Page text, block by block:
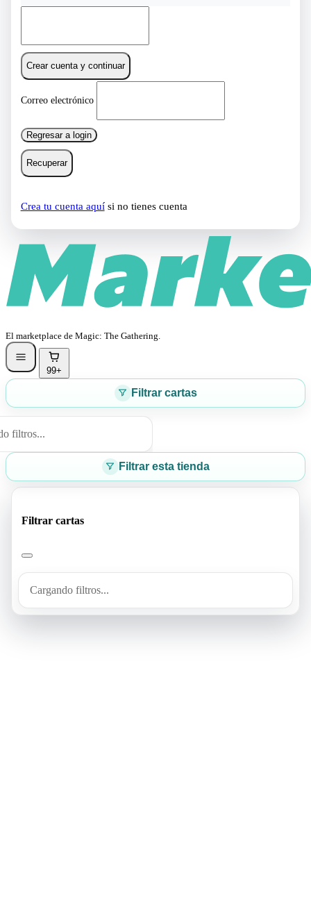
Crear cuenta y continuar
Correo electrónico
Regresar a login
Recuperar
Crea tu cuenta aquísi no tienes cuenta
El marketplace de Magic: The Gathering.
99+
Filtrar cartas
filtros...
Filtrar esta tienda
Filtrar cartas
Cargando filtros...